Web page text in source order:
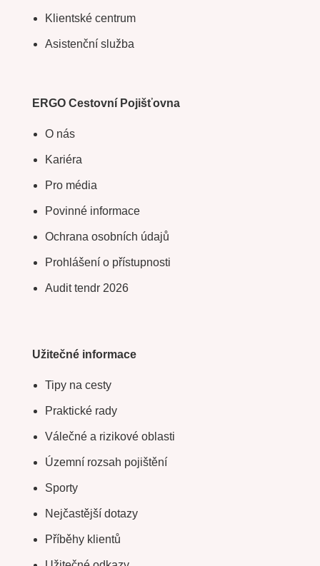
Klientské centrum
Asistenční služba
ERGO Cestovní Pojišťovna
O nás
Kariéra
Pro média
Povinné informace
Ochrana osobních údajů
Prohlášení o přístupnosti
Audit tendr 2026
Užitečné informace
Tipy na cesty
Praktické rady
Válečné a rizikové oblasti
Územní rozsah pojištění
Sporty
Nejčastější dotazy
Příběhy klientů